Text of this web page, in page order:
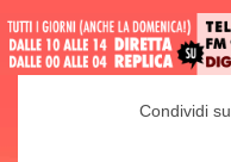
Condividi su